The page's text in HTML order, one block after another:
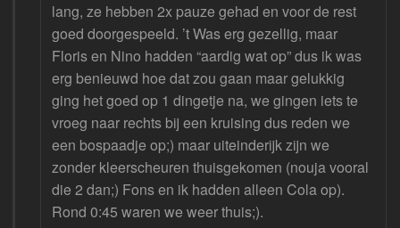
lang, ze hebben 2x pauze gehad en voor de rest
goed doorgespeeld. ’t Was erg gezellig, maar
Floris en Nino hadden “aardig wat op” dus ik was
erg benieuwd hoe dat zou gaan maar gelukkig
ging het goed op 1 dingetje na, we gingen iets te
vroeg naar rechts bij een kruising dus reden we
een bospaadje op;) maar uiteinderijk zijn we
zonder kleerscheuren thuisgekomen (nouja vooral
die 2 dan;) Fons en ik hadden alleen Cola op).
Rond 0:45 waren we weer thuis;).